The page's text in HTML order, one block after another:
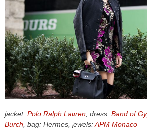
OUTFIT
BEAUTY
TRAVEL
PARTIES
CELEB
VIDEO
jacket: Polo Ralph Lauren , dress: Band of
Burch , bag: Hermes, jewels:APM Monaco